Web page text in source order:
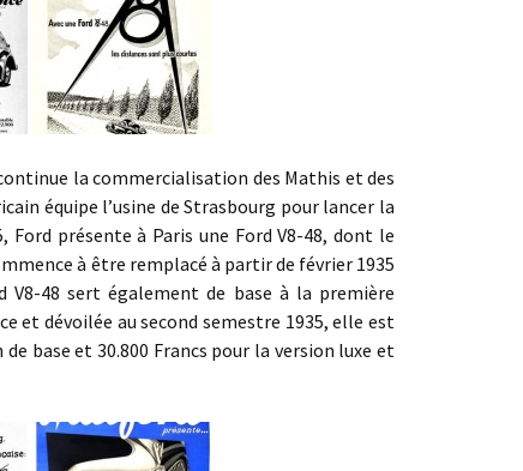
la commercialisation des Mathis et des
équipe l’usine de Strasbourg pour lancer la
Ford présente à Paris une Ford V8-48, dont le
à être remplacé à partir de février 1935
V8-48 sert également de base à la première
et dévoilée au second semestre 1935, elle est
base et 30.800 Francs pour la version luxe et